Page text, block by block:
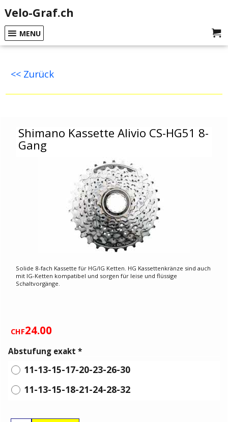
Velo-Graf.ch
MENU
<< Zurück
Shimano Kassette Alivio CS-HG51 8-
Gang
Solide 8-fach Kassette für HG/IG Ketten. HG Kassettenkränze sind auch
mit IG-Ketten kompatibel und sorgen für leise und flüssige
Schaltvorgänge.
CHF24.00
Abstufung exakt *
11-13-15-17-20-23-26-30
11-13-15-18-21-24-28-32